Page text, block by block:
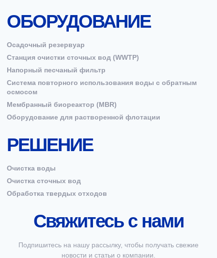
ОБОРУДОВАНИЕ
Осадочный резервуар
Станция очистки сточных вод (WWTP)
Напорный песчаный фильтр
Система повторного использования воды с обратным
осмосом
Мембранный биореактор (MBR)
Оборудование для растворенной флотации
РЕШЕНИЕ
Очистка воды
Очистка сточных вод
Обработка твердых отходов
Свяжитесь с нами
Подпишитесь на нашу рассылку, чтобы получать свежие
новости и статьи о компании.